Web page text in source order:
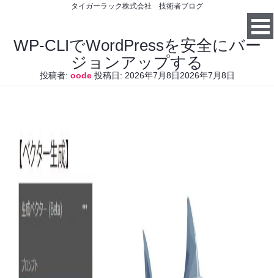
タイガーラック株式会社 技術者ブログ
WP-CLIでWordPressを安全にバー
ジョンアップする
投稿者: oode投稿日: 2026年7月8日2026年7月8日